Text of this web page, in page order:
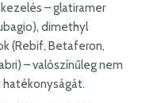
– glatiramer
dimethyl
(Rebif, Betaferon,
– valószínűleg nem
hatékonyságát.